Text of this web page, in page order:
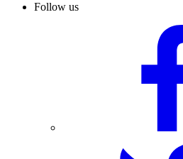
Follow us